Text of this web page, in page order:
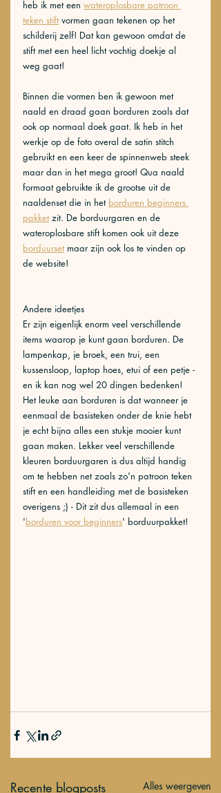
heb ik met een wateroplosbare patroon
teken stift vormen gaan tekenen op het
schilderij zelf! Dat kan gewoon omdat de
stift met een heel licht vochtig doekje al
weg gaat!
Binnen die vormen ben ik gewoon met
naald en draad gaan borduren zoals dat
ook op normaal doek gaat. Ik heb in het
werkje op de foto overal de satin stitch
gebruikt en een keer de spinnenweb steek
maar dan in het mega groot! Qua naald
formaat gebruikte ik de grootse uit de
naaldenset die in het borduren beginners
pakket zit. De borduurgaren en de
wateroplosbare stift komen ook uit deze
borduurset maar zijn ook los te vinden op
de website!
Andere ideetjes
Er zijn eigenlijk enorm veel verschillende
items waarop je kunt gaan borduren. De
lampenkap, je broek, een trui, een
kussensloop, laptop hoes, etui of een petje -
en ik kan nog wel 20 dingen bedenken!
Het leuke aan borduren is dat wanneer je
eenmaal de basisteken onder de knie hebt
je echt bijna alles een stukje mooier kunt
gaan maken. Lekker veel verschillende
kleuren borduurgaren is dus altijd handig
om te hebben net zoals zo'n patroon teken
stift en een handleiding met de basisteken
overigens ;) - Dit zit dus allemaal in een
'borduren voor beginners' borduurpakket!
Recente blogposts Alles weergeven